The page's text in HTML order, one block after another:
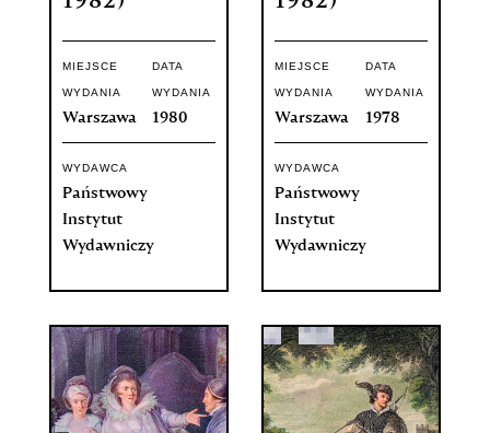
MIEJSCE
WYDANIA
Warszawa
DATA
WYDANIA
1980
WYDAWCA
Państwowy
Instytut
Wydawniczy
MIEJSCE
WYDANIA
Warszawa
DATA
WYDANIA
1978
WYDAWCA
Państwowy
Instytut
Wydawniczy